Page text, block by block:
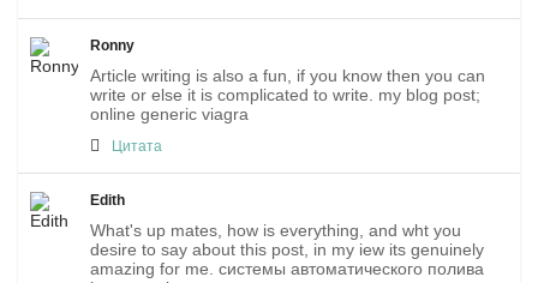
Ronny
Article writing is also a fun, if you know then you can
write or else it is complicated to write. my blog post;
online generic viagra
Цитата
Edith
What's up mates, how is everything, and wht you
desire to say about this post, in my iew its genuinely
amazing for me. системы автоматического полива